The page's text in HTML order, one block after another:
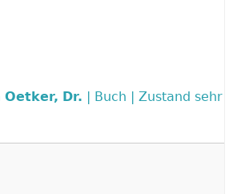
Oetker, Dr. | Buch | Zustand sehr